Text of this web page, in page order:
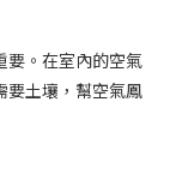
要。在室內的空氣
要土壤，幫空氣鳳